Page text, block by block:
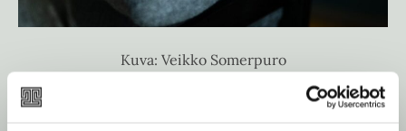
Kuva: Veikko Somerpuro